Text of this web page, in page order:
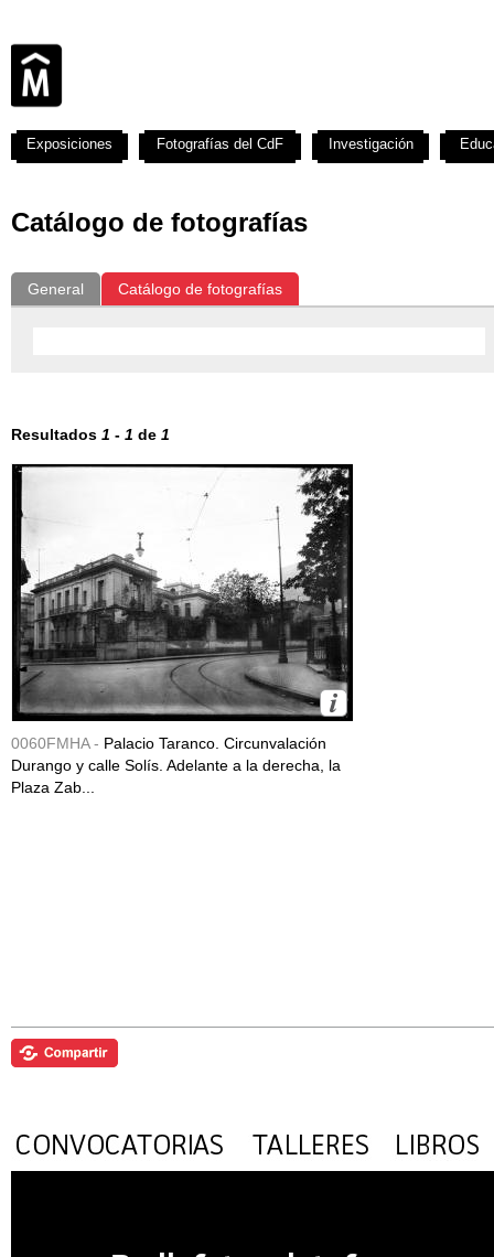
Catálogo de fotografías
General Catálogo de fotografías
Resultados 1 - 1 de 1
0060FMHA - Palacio Taranco. Circunvalación
Durango y calle Solís. Adelante a la derecha, la
Plaza Zab...
Exposiciones Fotografías del CdF Investigación